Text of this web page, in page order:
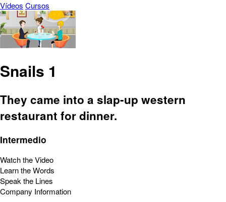
Vídeos Cursos
Snails 1
They came into a slap-up western
restaurant for dinner.
Intermedio
Watch the Video
Learn the Words
Speak the Lines
Company Information